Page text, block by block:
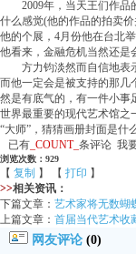
2009年，当天王们作品
什么感觉(他的作品的拍卖
他的个展，4月份他在台北
他看来，金融危机当然还是
方力钧淡然而自信地表示
而他一定会是被支持的那几
然是有底气的，有一件小事
世界最重要的现代艺术馆之
“大师”，猜猜画册封面是什
已有 _COUNT_ 条评论 我
浏览次数：929
【 复制 】 【 打印 】
>>相关资讯：
下篇文章： 艺术家将无数蝴
上篇文章： 首届当代艺术收
网友评论 (0)